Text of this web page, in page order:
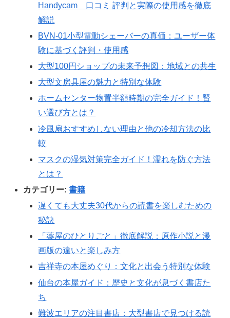
Handycam 口コミ 評判と実際の使用感を徹底
解説
BVN-01小型電動シェーバーの真価：ユーザー体
験に基づく評判・使用感
大型100円ショップの未来予想図：地域との共生
大型文房具屋の魅力と特別な体験
ホームセンター物置半額時期の完全ガイド！賢
い選び方とは？
冷風扇おすすめしない理由と他の冷却方法の比
較
マスクの湿気対策完全ガイド！濡れを防ぐ方法
とは？
カテゴリー:書籍
遅くても大丈夫30代からの読書を楽しむための
秘訣
「薬屋のひとりごと」徹底解説：原作小説と漫
画版の違いと楽しみ方
吉祥寺の本屋めぐり：文化と出会う特別な体験
仙台の本屋ガイド：歴史と文化が息づく書店た
ち
難波エリアの注目書店：大型書店で見つける読